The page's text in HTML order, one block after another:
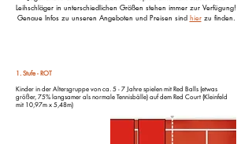
Leihschläger in unterschiedlichen Größen stehen immer zur Verfügung!
Genaue Infos zu unseren Angeboten und Preisen sind hierzu finden.
1. Stufe - ROT
Kinder in der Altersgruppe von ca. 5 - 7 Jahre spielen mit Red Balls (etwas
größer, 75% langsamer als normale Tennisbälle) auf dem Red Court (Kleinfeld
mit 10,97m x 5,48m)